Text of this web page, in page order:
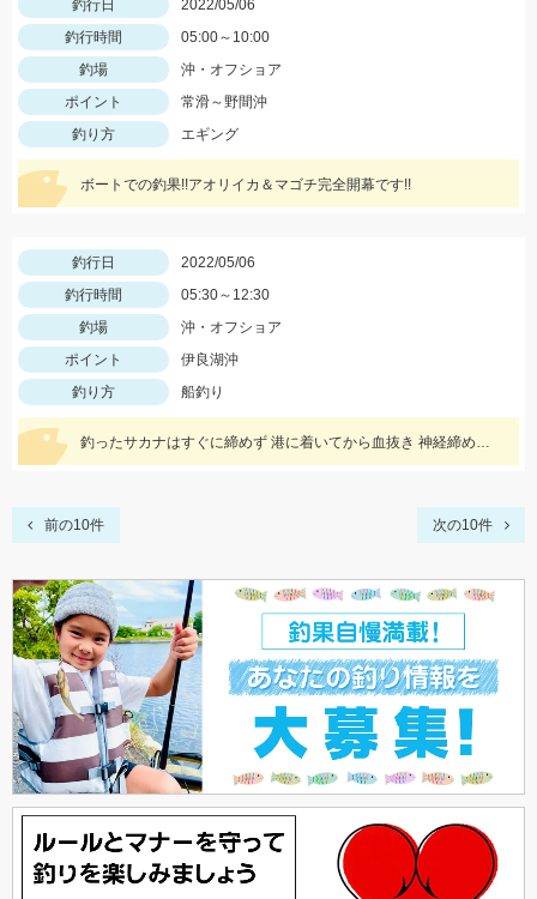
釣行日
2022/05/06
釣行時間
05:00～10:00
釣場
沖・オフショア
ポイント
常滑～野間沖
釣り方
エギング
ボートでの釣果!!アオリイカ＆マゴチ完全開幕です!!
釣行日
2022/05/06
釣行時間
05:30～12:30
釣場
沖・オフショア
ポイント
伊良湖沖
釣り方
船釣り
釣ったサカナはすぐに締めず 港に着いてから血抜き 神経締めをしますので 旨さ 食感が違い過ぎますッ(^-^)
前の10件 次の10件